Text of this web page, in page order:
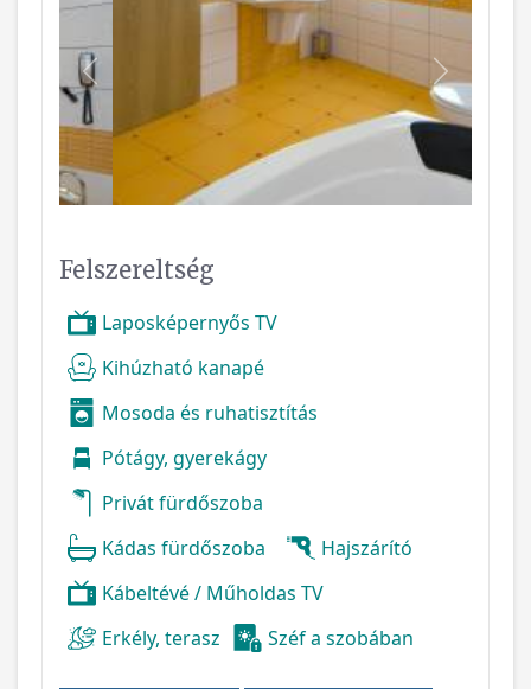
Vissza
Felszereltség
Laposképernyős TV
Kihúzható kanapé
Mosoda és ruhatisztítás
Pótágy, gyerekágy
Privát fürdőszoba
Kádas fürdőszoba
Hajszárító
Kábeltévé / Műholdas TV
Erkély, terasz
Széf a szobában